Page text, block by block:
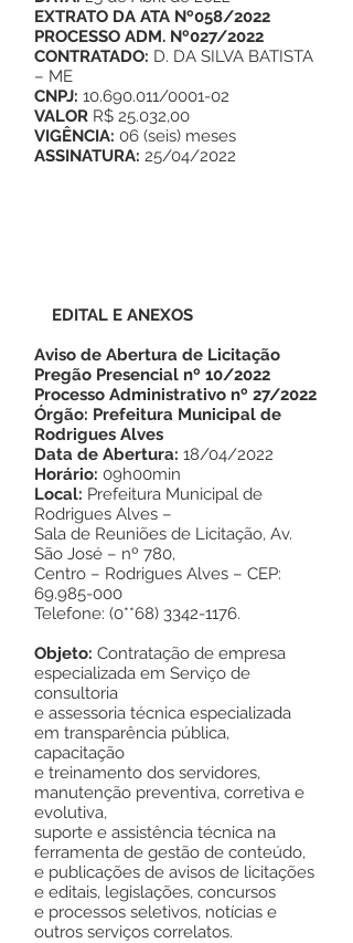
EXTRATO DA ATA Nº058/2022
PROCESSO ADM. Nº027/2022
CONTRATADO: D. DA SILVA BATISTA
– ME
CNPJ: 10.690.011/0001-02
VALOR R$ 25.032,00
VIGÊNCIA: 06 (seis) meses
ASSINATURA: 25/04/2022
EDITAL E ANEXOS
Aviso de Abertura de Licitação
Pregão Presencial nº 10/2022
Processo Administrativo nº 27/2022
Órgão: Prefeitura Municipal de
Rodrigues Alves
Data de Abertura: 18/04/2022
Horário: 09h00min
Local: Prefeitura Municipal de
Rodrigues Alves –
Sala de Reuniões de Licitação, Av.
São José – nº 780,
Centro – Rodrigues Alves – CEP:
69.985-000
Telefone: (0**68) 3342-1176.
Objeto: Contratação de empresa
especializada em Serviço de
consultoria
e assessoria técnica especializada
em transparência pública,
capacitação
e treinamento dos servidores,
manutenção preventiva, corretiva e
evolutiva,
suporte e assistência técnica na
ferramenta de gestão de conteúdo,
e publicações de avisos de licitações
e editais, legislações, concursos
e processos seletivos, notícias e
outros serviços correlatos.